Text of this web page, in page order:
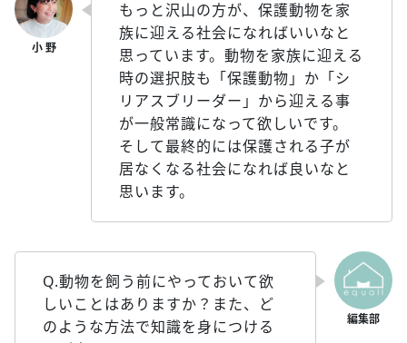
もっと沢山の方が、保護動物を家
族に迎える社会になればいいなと
思っています。動物を家族に迎える
時の選択肢も「保護動物」か「シ
リアスブリーダー」から迎える事
が一般常識になって欲しいです。
そして最終的には保護される子が
居なくなる社会になれば良いなと
思います。
Q.動物を飼う前にやっておいて欲
しいことはありますか？また、ど
のような方法で知識を身につける